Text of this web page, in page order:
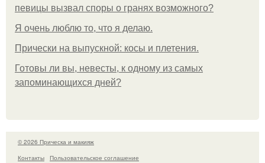
певицы вызвал споры о гранях возможного?
Я очень люблю то, что я делаю.
Прически на выпускной: косы и плетения.
Готовы ли вы, невесты, к одному из самых
запоминающихся дней?
© 2026 Прическа и макияж
Контакты
Пользовательское соглашение